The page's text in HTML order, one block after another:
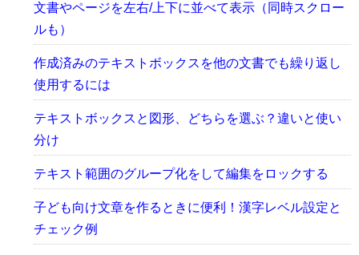
文書やページを左右/上下に並べて表示（同時スクロー
ルも）
作成済みのテキストボックスを他の文書でも繰り返し
使用するには
テキストボックスと図形、どちらを選ぶ？違いと使い
分け
テキスト範囲のグループ化をして編集をロックする
子ども向け文章を作るときに便利！漢字レベル設定と
チェック例